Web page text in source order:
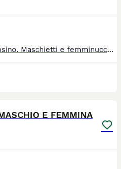
Disponibili cuccioli di Certosino. Maschietti e femminucce. I cuccioli sono nati 31/07/2026. Disponibili dopo il 29/09/2026. I cuccioli vengono ceduti dopo il sessantesimo giorno di vita. Genitori visibili con pedigree e genealogia. Testati e negativi alla FelV - FiV. Vaccinati alla FelV. Per info contattare Patrick. (disponibile whatsapp) CORDIALITA'
E FEMMINA